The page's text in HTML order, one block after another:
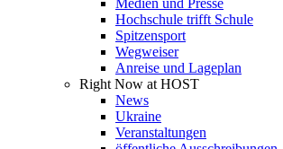
Medien und Presse
Hochschule trifft Schule
Spitzensport
Wegweiser
Anreise und Lageplan
Right Now at HOST
News
Ukraine
Veranstaltungen